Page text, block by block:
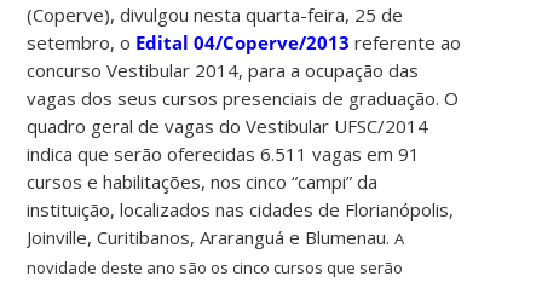
(Coperve), divulgou nesta quarta-feira, 25 de
setembro, o Edital 04/Coperve/2013 referente ao
concurso Vestibular 2014, para a ocupação das
vagas dos seus cursos presenciais de graduação. O
quadro geral de vagas do Vestibular UFSC/2014
indica que serão oferecidas 6.511 vagas em 91
cursos e habilitações, nos cinco “campi” da
instituição, localizados nas cidades de Florianópolis,
Joinville, Curitibanos, Araranguá e Blumenau.A
novidade deste ano são os cinco cursos que serão